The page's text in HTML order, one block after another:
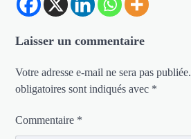
Laisser un commentaire
Votre adresse e-mail ne sera pas publiée.
obligatoires sont indiqués avec *
Commentaire *